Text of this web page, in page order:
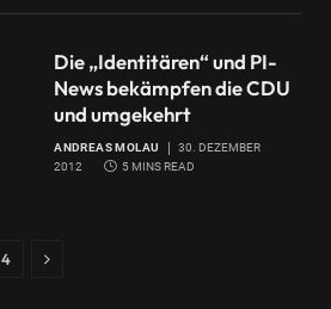
Die „Identitären“ und PI-
News bekämpfen die CDU
und umgekehrt
ANDREAS MOLAU
30. DEZEMBER
2012
5 MINS READ
4 Next